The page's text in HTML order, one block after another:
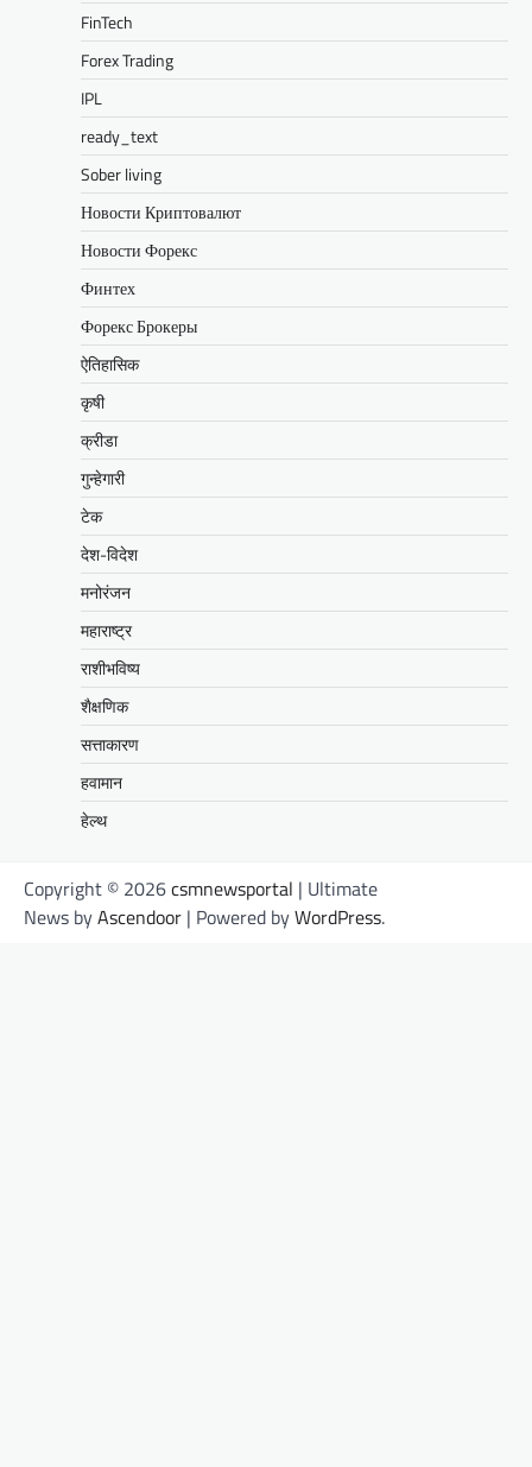
FinTech
Forex Trading
IPL
ready_text
Sober living
Новости Криптовалют
Новости Форекс
Финтех
Форекс Брокеры
ऐतिहासिक
कृषी
क्रीडा
गुन्हेगारी
टेक
देश-विदेश
मनोरंजन
महाराष्ट्र
राशीभविष्य
शैक्षणिक
सत्ताकारण
हवामान
हेल्थ
Copyright © 2026csmnewsportal | Ultimate
News byAscendoor | Powered byWordPress.